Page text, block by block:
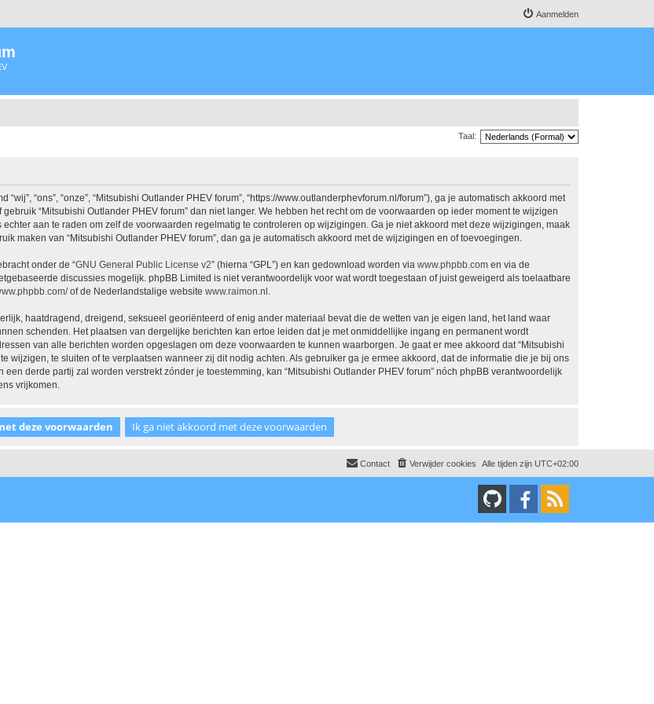
Aanmelden
Taal:
“ons”, “onze”, “Mitsubishi Outlander PHEV forum”, “https://www.outlanderphevforum.nl/forum”), ga je automatisch akkoord met
“Mitsubishi Outlander PHEV forum” dan niet langer. We hebben het recht om de voorwaarden op ieder moment te wijzigen
aan te raden om zelf de voorwaarden regelmatig te controleren op wijzigingen. Ga je niet akkoord met deze wijzigingen, maak
maken van “Mitsubishi Outlander PHEV forum”, dan ga je automatisch akkoord met de wijzigingen en of toevoegingen.
onder de “GNU General Public License v2” (hierna “GPL”) en kan gedownload worden via www.phpbb.com en via de
discussies mogelijk. phpBB Limited is niet verantwoordelijk voor wat wordt toegestaan of juist geweigerd als toelaatbare
of de Nederlandstalige website www.raimon.nl
haatdragend, dreigend, seksueel georiënteerd of enig ander materiaal bevat die de wetten van je eigen land, het land waar
schenden. Het plaatsen van dergelijke berichten kan ertoe leiden dat je met onmiddellijke ingang en permanent wordt
van alle berichten worden opgeslagen om deze voorwaarden te kunnen waarborgen. Je gaat er mee akkoord dat “Mitsubishi
wijzigen, te sluiten of te verplaatsen wanneer zij dit nodig achten. Als gebruiker ga je ermee akkoord, dat de informatie die je bij ons
derde partij zal worden verstrekt zónder je toestemming, kan “Mitsubishi Outlander PHEV forum” nóch phpBB verantwoordelijk
vrijkomen.
Alle tijden zijn UTC+02:00
Verwijder cookies
Contact